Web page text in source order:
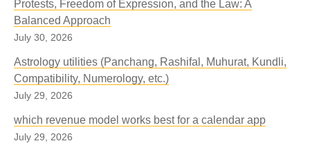
Protests, Freedom of Expression, and the Law: A
Balanced Approach
July 30, 2026
Astrology utilities (Panchang, Rashifal, Muhurat, Kundli,
Compatibility, Numerology, etc.)
July 29, 2026
which revenue model works best for a calendar app
July 29, 2026